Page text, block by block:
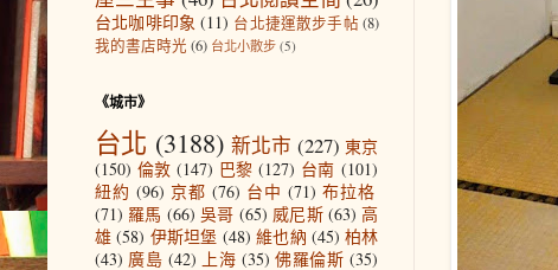
台北咖啡印象 (11) 台北捷運散步手帖 (8)
我的書店時光 (6) 台北小散步 (5)
《城市》
台北 (3188) 新北市 (227) 東京
(150) 倫敦 (147) 巴黎 (127) 台南 (101)
紐約 (96) 京都 (76) 台中 (71) 布拉格
(71) 羅馬 (66) 吳哥 (65) 威尼斯 (63) 高
雄 (58) 伊斯坦堡 (48) 維也納 (45) 柏林
(43) 廣島 (42) 上海 (35) 佛羅倫斯 (35)